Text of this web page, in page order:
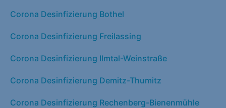
Corona Desinfizierung Bothel
Corona Desinfizierung Freilassing
Corona Desinfizierung Ilmtal-Weinstraße
Corona Desinfizierung Demitz-Thumitz
Corona Desinfizierung Rechenberg-Bienenmühle